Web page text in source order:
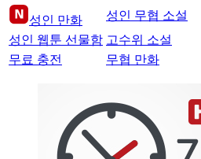
성인 만화
성인 무협 소설
성인 웹툰 선물함 고수위 소설
무료 충전
무협 만화